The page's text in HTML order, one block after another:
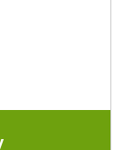
птиц в
показатель